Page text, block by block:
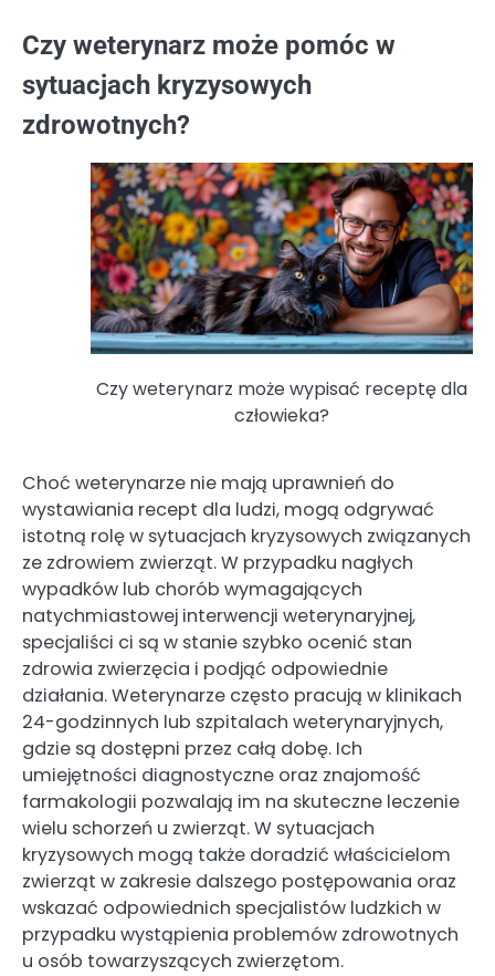
Czy weterynarz może pomóc w
sytuacjach kryzysowych
zdrowotnych?
Czy weterynarz może wypisać receptę dla
człowieka?
Choć weterynarze nie mają uprawnień do
wystawiania recept dla ludzi, mogą odgrywać
istotną rolę w sytuacjach kryzysowych związanych
ze zdrowiem zwierząt. W przypadku nagłych
wypadków lub chorób wymagających
natychmiastowej interwencji weterynaryjnej,
specjaliści ci są w stanie szybko ocenić stan
zdrowia zwierzęcia i podjąć odpowiednie
działania. Weterynarze często pracują w klinikach
24-godzinnych lub szpitalach weterynaryjnych,
gdzie są dostępni przez całą dobę. Ich
umiejętności diagnostyczne oraz znajomość
farmakologii pozwalają im na skuteczne leczenie
wielu schorzeń u zwierząt. W sytuacjach
kryzysowych mogą także doradzić właścicielom
zwierząt w zakresie dalszego postępowania oraz
wskazać odpowiednich specjalistów ludzkich w
przypadku wystąpienia problemów zdrowotnych
u osób towarzyszących zwierzętom.